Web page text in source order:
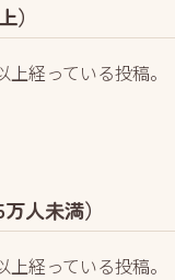
）
経っている投稿。
人未満）
経っている投稿。